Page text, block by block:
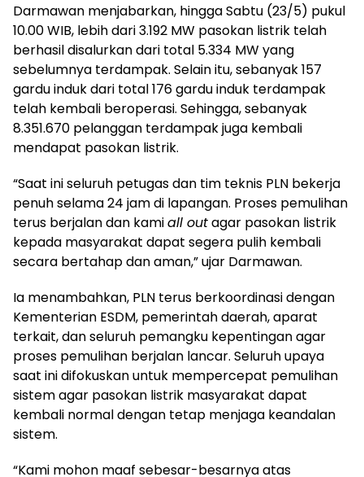
Darmawan menjabarkan, hingga Sabtu (23/5) pukul
10.00 WIB, lebih dari 3.192 MW pasokan listrik telah
berhasil disalurkan dari total 5.334 MW yang
sebelumnya terdampak. Selain itu, sebanyak 157
gardu induk dari total 176 gardu induk terdampak
telah kembali beroperasi. Sehingga, sebanyak
8.351.670 pelanggan terdampak juga kembali
mendapat pasokan listrik.
“Saat ini seluruh petugas dan tim teknis PLN bekerja
penuh selama 24 jam di lapangan. Proses pemulihan
terus berjalan dan kamiall outagar pasokan listrik
kepada masyarakat dapat segera pulih kembali
secara bertahap dan aman,” ujar Darmawan.
Ia menambahkan, PLN terus berkoordinasi dengan
Kementerian ESDM, pemerintah daerah, aparat
terkait, dan seluruh pemangku kepentingan agar
proses pemulihan berjalan lancar. Seluruh upaya
saat ini difokuskan untuk mempercepat pemulihan
sistem agar pasokan listrik masyarakat dapat
kembali normal dengan tetap menjaga keandalan
sistem.
“Kami mohon maaf sebesar-besarnya atas